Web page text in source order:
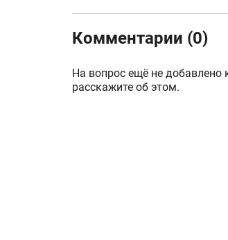
Комментарии (0)
На вопрос ещё не добавлено
расскажите об этом.